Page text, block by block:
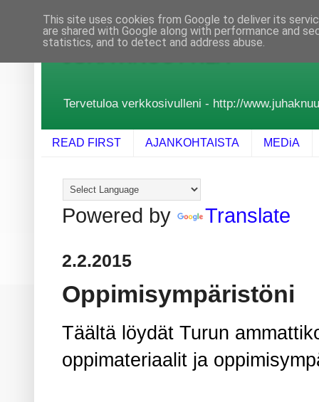
JUHA KNUUTTILA
Tervetuloa verkkosivulleni - http://
READ FIRST AJANKOHTAISTA MEDiA
Powered by Translate
2.2.2015
Oppimisympäristöni
Täältä löydät Turun
oppimateriaalit ja
This site uses cookies from Google to deliver its
are shared with Google along with performance and
statistics, and to detect and address abuse.